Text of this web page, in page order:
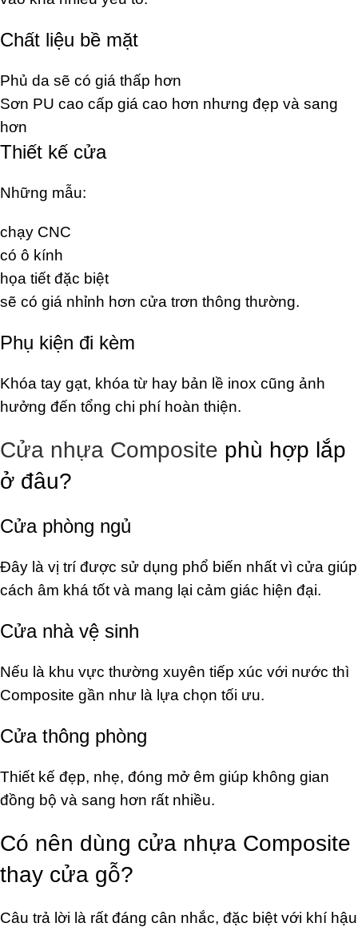
Chất liệu bề mặt
Phủ da sẽ có giá thấp hơn
Sơn PU cao cấp giá cao hơn nhưng đẹp và sang
hơn
Thiết kế cửa
Những mẫu:
chạy CNC
có ô kính
họa tiết đặc biệt
sẽ có giá nhỉnh hơn cửa trơn thông thường.
Phụ kiện đi kèm
Khóa tay gạt, khóa từ hay bản lề inox cũng ảnh
hưởng đến tổng chi phí hoàn thiện.
Cửa nhựa Composite phù hợp lắp
ở đâu?
Cửa phòng ngủ
Đây là vị trí được sử dụng phổ biến nhất vì cửa giúp
cách âm khá tốt và mang lại cảm giác hiện đại.
Cửa nhà vệ sinh
Nếu là khu vực thường xuyên tiếp xúc với nước thì
Composite gần như là lựa chọn tối ưu.
Cửa thông phòng
Thiết kế đẹp, nhẹ, đóng mở êm giúp không gian
đồng bộ và sang hơn rất nhiều.
Có nên dùng cửa nhựa Composite
thay cửa gỗ?
Câu trả lời là rất đáng cân nhắc, đặc biệt với khí hậu